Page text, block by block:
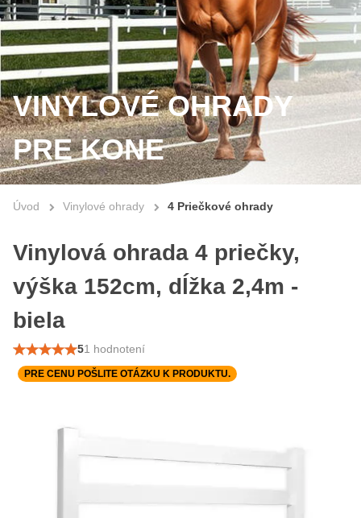
VINYLOVÉ OHRADY
PRE KONE
Úvod Vinylové ohrady 4 Priečkové ohrady
Vinylová ohrada 4 priečky,
výška 152cm, dĺžka 2,4m -
biela
51 hodnotení
PRE CENU POŠLITE OTÁZKU K PRODUKTU.